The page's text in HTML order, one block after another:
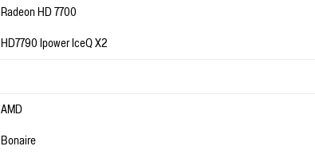
Radeon HD 7700
HD7790 Ipower IceQ X2
AMD
Bonaire